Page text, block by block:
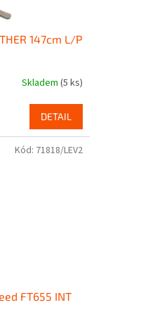
147cm L/P
Skladem (5 ks)
DETAIL
FT655 INT
Kód: 71818/LEV2